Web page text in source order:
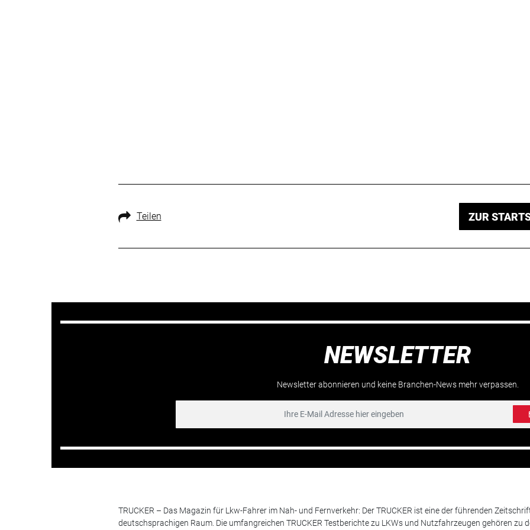
Teilen ZUR
NEWSLETTER
Newsletter abonnieren und keine Branchen-News mehr verpassen.
TRUCKER – Das Magazin für Lkw-Fahrer im Nah- und Fernverkehr: Der TRUCKER ist eine der führenden
deutschsprachigen Raum. Die umfangreichen TRUCKER Testberichte zu LKWs und Nutzfahrzeugen gehören zu